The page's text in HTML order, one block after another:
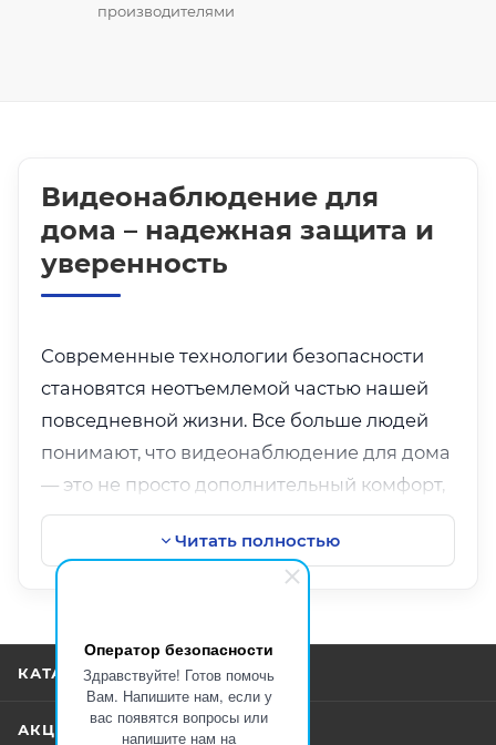
Оператор безопасности
Здравствуйте! Готов помочь
Вам. Напишите нам, если у
вас появятся вопросы или
напишите нам на
производителями
Видеонаблюдение для
дома – надежная защита и
уверенность
Современные технологии безопасности
становятся неотъемлемой частью нашей
повседневной жизни. Все больше людей
понимают, что видеонаблюдение для дома
— это не просто дополнительный комфорт,
а необходимость для защиты имущества и
близких. Чтобы чувствовать себя в
безопасности, достаточно правильно
установить ее в подходящих зонах. При
этом важно понимать, где лучше
видеонаблюдения купить
Читать полностью
КАТАЛОГ
АКЦИИ